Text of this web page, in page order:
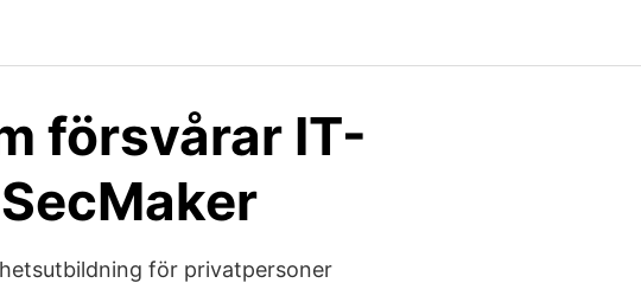
försvårar IT-
för privatpersoner